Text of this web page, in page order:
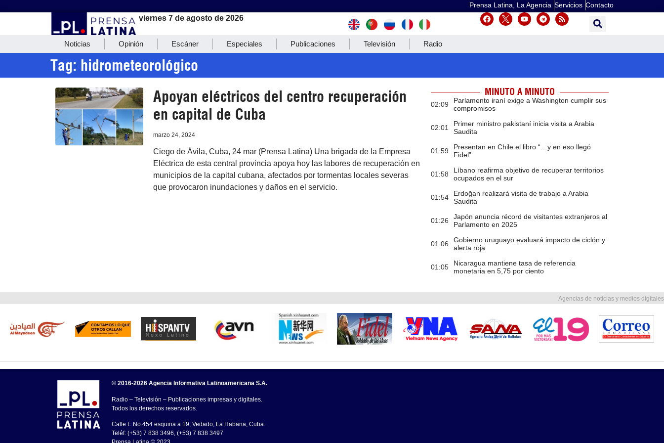
Prensa Latina, La Agencia Servicios Contacto
viernes 7 de agosto de 2026
Noticias Opinión Escáner Especiales Publicaciones Televisión Radio
Tag: hidrometeorológico
Apoyan eléctricos del centro recuperación
en capital de Cuba
marzo 24, 2024
Ciego de Ávila, Cuba, 24 mar (Prensa Latina) Una brigada de la Empresa
Eléctrica de esta central provincia apoya hoy las labores de recuperación en
municipios de la capital cubana, afectados por tormentas locales severas
que provocaron inundaciones y daños en el servicio.
MINUTO A MINUTO
02:09
Parlamento iraní exige a Washington cumplir sus
compromisos
02:01
Primer ministro pakistaní inicia visita a Arabia
Saudita
01:59
Presentan en Chile el libro “…y en eso llegó
Fidel”
01:58
Líbano reafirma objetivo de recuperar territorios
ocupados en el sur
01:54
Erdoğan realizará visita de trabajo a Arabia
Saudita
01:26
Japón anuncia récord de visitantes extranjeros al
Parlamento en 2025
01:06
Gobierno uruguayo evaluará impacto de ciclón y
alerta roja
01:05
Nicaragua mantiene tasa de referencia
monetaria en 5,75 por ciento
Agencias de noticias y medios digitales
© 2016-2026 Agencia Informativa Latinoamericana S.A.
Radio – Televisión – Publicaciones impresas y digitales.
Todos los derechos reservados.
Calle E No.454 esquina a 19, Vedado, La Habana, Cuba.
Teléf: (+53) 7 838 3496, (+53) 7 838 3497